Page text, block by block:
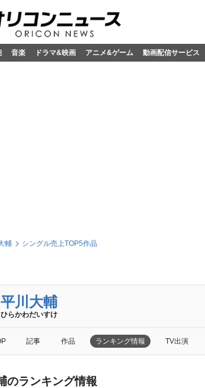
音楽 ドラマ&映画 アニメ&ゲーム 動画配信サービス
輔 シングル売上TOP5作品
平川大輔
ひらかわだいすけ
記事 作品 ランキング情報 TV出演
のランキング情報